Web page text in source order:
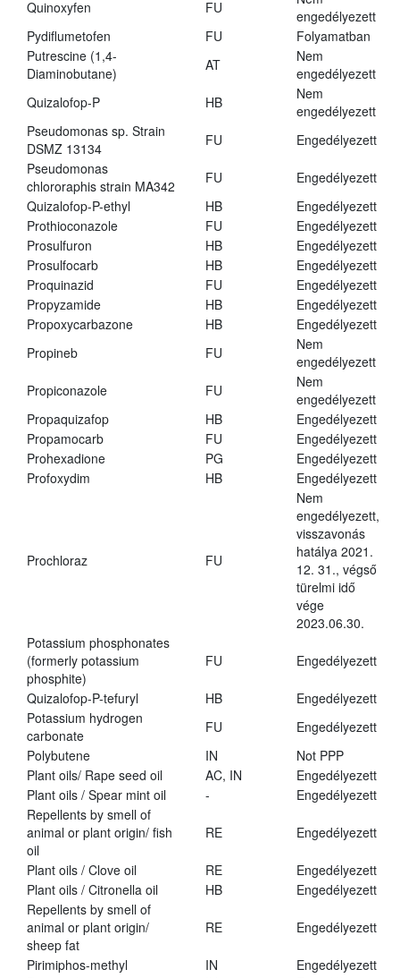
Quinoxyfen FU
engedélyezett
Pydiflumetofen
FU
Folyamatban
Putrescine (1,4-
Diaminobutane)
AT
Nem
engedélyezett
Quizalofop-P
HB
Nem
engedélyezett
Pseudomonas sp. Strain
DSMZ 13134
FU
Engedélyezett
Pseudomonas
chlororaphis strain MA342
FU
Engedélyezett
Quizalofop-P-ethyl
HB
Engedélyezett
Prothioconazole
FU
Engedélyezett
Prosulfuron
HB
Engedélyezett
Prosulfocarb
HB
Engedélyezett
Proquinazid
FU
Engedélyezett
Propyzamide
HB
Engedélyezett
Propoxycarbazone
HB
Engedélyezett
Propineb
FU
Nem
engedélyezett
Propiconazole
FU
Nem
engedélyezett
Propaquizafop
HB
Engedélyezett
Propamocarb
FU
Engedélyezett
Prohexadione
PG
Engedélyezett
Profoxydim
HB Engedélyezett
Prochloraz FU
Nem
engedélyezett,
visszavonás
hatálya 2021.
12. 31., végső
türelmi idő
vége
2023.06.30.
Potassium phosphonates
(formerly potassium
phosphite)
FU Engedélyezett
Quizalofop-P-tefuryl HB
Engedélyezett
Potassium hydrogen
carbonate
FU
Engedélyezett
Polybutene
IN
Not PPP
Plant oils/ Rape seed oil
AC, IN
Engedélyezett
Plant oils / Spear mint oil
-
Engedélyezett
Repellents by smell of
animal or plant origin/ fish
oil
RE Engedélyezett
Plant oils / Clove oil RE
Engedélyezett
Plant oils / Citronella oil
HB
Engedélyezett
Repellents by smell of
animal or plant origin/
sheep fat
RE Engedélyezett
Pirimiphos-methyl IN
Engedélyezett